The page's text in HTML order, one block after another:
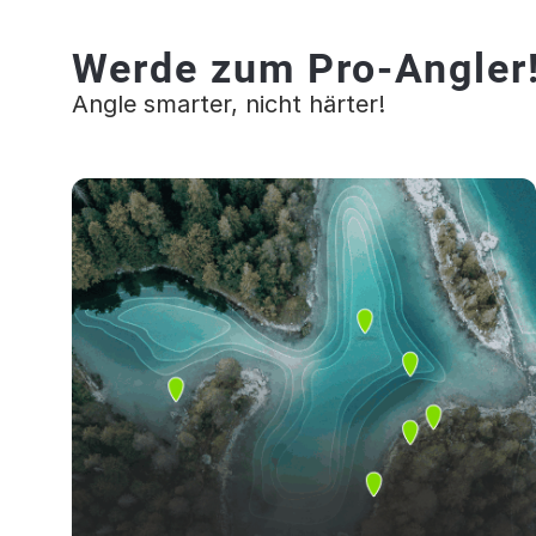
Werde zum Pro-
Angle smarter, nicht härter!